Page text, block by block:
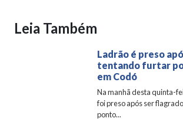
Leia Também
Ladrão é preso
tentando furtar
em Codó
Na manhã desta quinta-
foi preso após ser
ponto...